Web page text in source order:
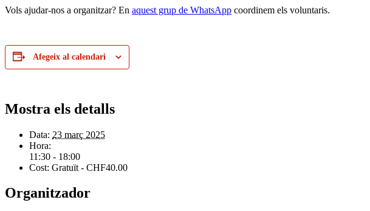
Vols ajudar-nos a organitzar? En aquest grup de WhatsApp coordinem els voluntaris.
Afegeix al calendari
Mostra els detalls
Data: 23 març 2025
Hora:
11:30 - 18:00
Cost: Gratuït - CHF40.00
Organitzador